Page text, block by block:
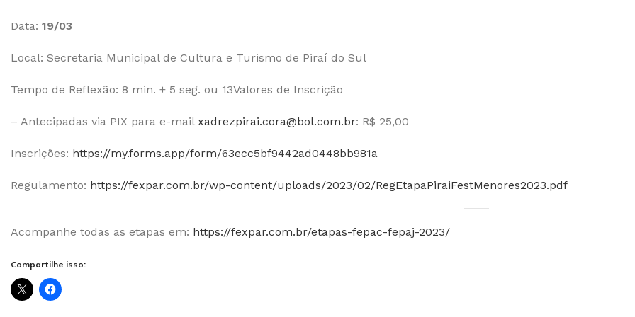
Data: 19/03
Local: Secretaria Municipal de Cultura e Turismo de Piraí do Sul
Tempo de Reflexão: 8 min. + 5 seg. ou 13Valores de Inscrição
– Antecipadas via PIX para e-mail xadrezpirai.cora@bol.com.br: R$ 25,00
Inscrições: https://my.forms.app/form/63ecc5bf9442ad0448bb981a
Regulamento: https://fexpar.com.br/wp-content/uploads/2023/02/RegEtapaPiraiFestMenores2023.pdf
Acompanhe todas as etapas em: https://fexpar.com.br/etapas-fepac-fepaj-2023/
Compartilhe isso: